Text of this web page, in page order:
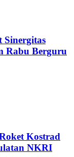
Sinergitas
Rabu Berguru
Kostrad
NKRI